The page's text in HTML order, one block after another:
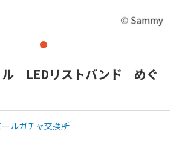
ル LEDリストバンド めぐ
ールガチャ交換所